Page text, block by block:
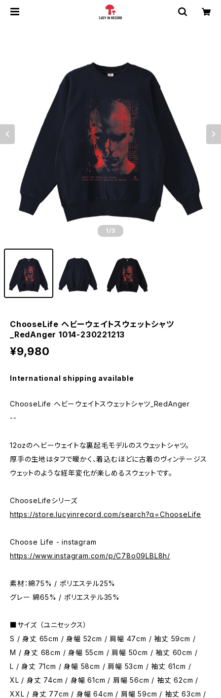
1 /3
ChooseLife ヘビーウェイトスウェットシャツ
_RedAnger 1014-230221213
¥9,980
International shipping available
ChooseLife ヘビーウェイトスウェットシャツ_RedAnger
--
12ozのヘビーウェイトな裏起毛モデルのスウェットシャツ。
厚手の生地はタフで暖かく、着込むほどに古着のヴィンテージス
ウェットのような経年変化が楽しめるスウェットです。
ChooseLifeシリーズ
https://store.lucyinrecord.com/search?q=ChooseLife
Choose Life - instagram
https://www.instagram.com/p/C78o09LBL8h/
素材：綿75% / ポリエステル25%
グレー 綿65% / ポリエステル35%
■サイズ （ユニセックス）
S / 身丈 65cm / 身幅 52cm / 肩幅 47cm / 袖丈 59cm /
M / 身丈 68cm / 身幅 55cm / 肩幅 50cm / 袖丈 60cm /
L / 身丈 71cm / 身幅 58cm / 肩幅 53cm / 袖丈 61cm /
XL / 身丈 74cm / 身幅 61cm / 肩幅 56cm / 袖丈 62cm /
XXL / 身丈 77cm / 身幅 64cm / 肩幅 59cm / 袖丈 63cm /